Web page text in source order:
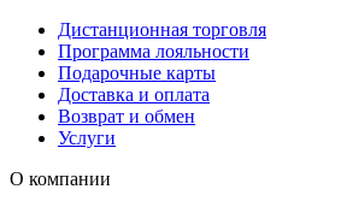
Дистанционная торговля
Программа лояльности
Подарочные карты
Доставка и оплата
Возврат и обмен
Услуги
О компании